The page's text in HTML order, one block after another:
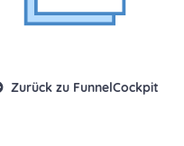
Zurück zu FunnelCockpit